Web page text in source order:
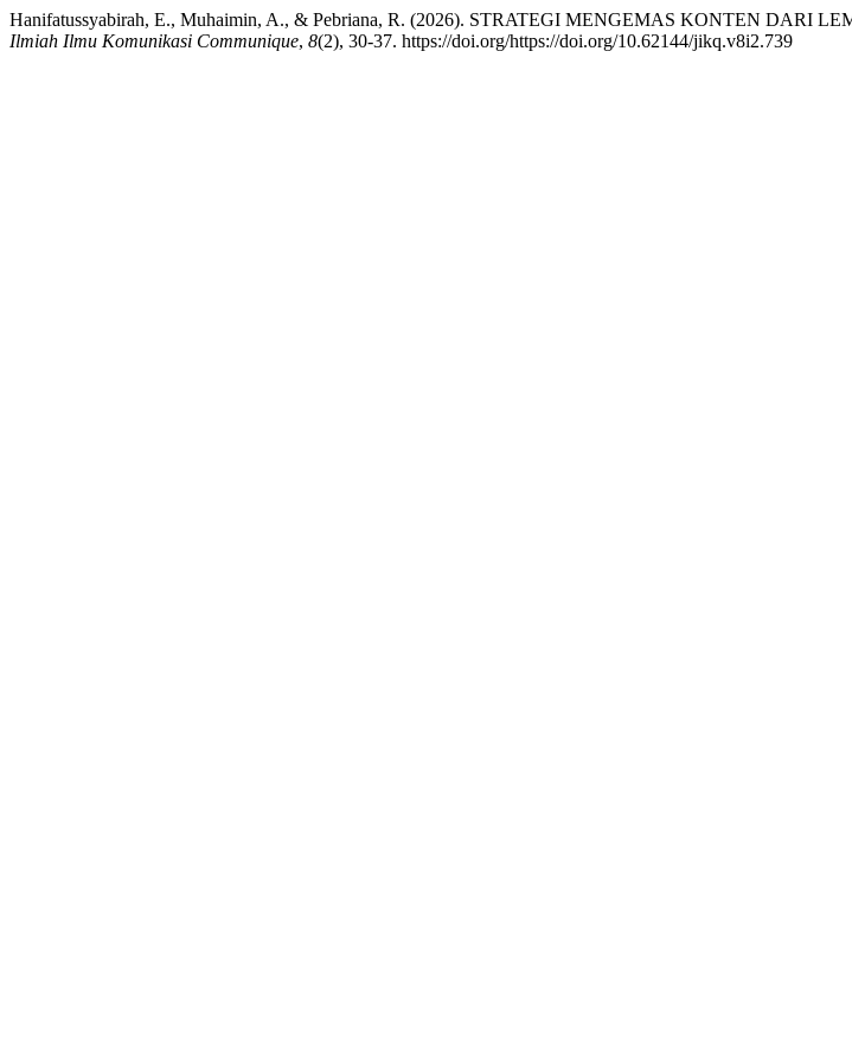
Hanifatussyabirah, E., Muhaimin, A., & Pebriana, R. (2026). STRATEGI MENGEMAS KONTEN
Ilmiah Ilmu Komunikasi Communique, 8(2), 30-37. https://doi.org/https://doi.org/10.62144/jikq.v8i2.739